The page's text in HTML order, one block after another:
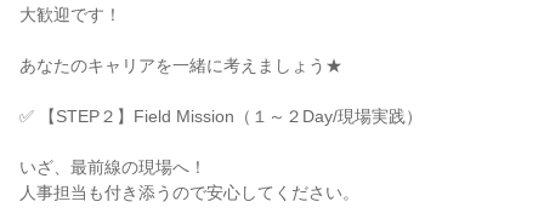
大歓迎です！
あなたのキャリアを一緒に考えましょう★
✅ 【STEP２】Field Mission（１～２Day/現場実践）
いざ、最前線の現場へ！
人事担当も付き添うので安心してください。